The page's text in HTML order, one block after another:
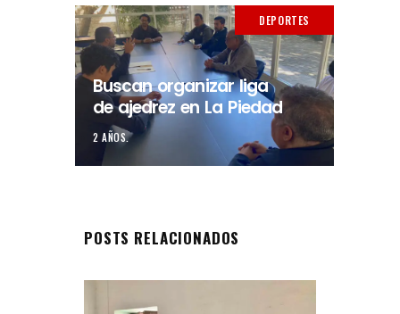
DEPORTES
Buscan organizar liga
de ajedrez en La Piedad
2 AÑOS.
POSTS RELACIONADOS